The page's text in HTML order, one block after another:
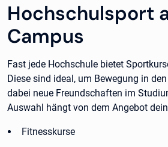
Hochschulsport
Campus
Fast jede Hochschule bietet
Diese sind ideal, um Bewegung in
dabei neue Freundschaften im
Auswahl hängt von dem Angebot
Fitnesskurse